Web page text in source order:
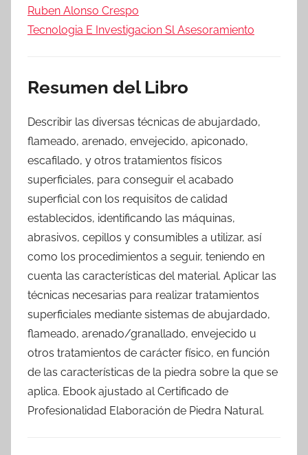
Ruben Alonso Crespo
Tecnologia E Investigacion Sl Asesoramiento
Resumen del Libro
Describir las diversas técnicas de abujardado,
flameado, arenado, envejecido, apiconado,
escafilado, y otros tratamientos físicos
superficiales, para conseguir el acabado
superficial con los requisitos de calidad
establecidos, identificando las máquinas,
abrasivos, cepillos y consumibles a utilizar, así
como los procedimientos a seguir, teniendo en
cuenta las características del material. Aplicar las
técnicas necesarias para realizar tratamientos
superficiales mediante sistemas de abujardado,
flameado, arenado/granallado, envejecido u
otros tratamientos de carácter físico, en función
de las características de la piedra sobre la que se
aplica. Ebook ajustado al Certificado de
Profesionalidad Elaboración de Piedra Natural.